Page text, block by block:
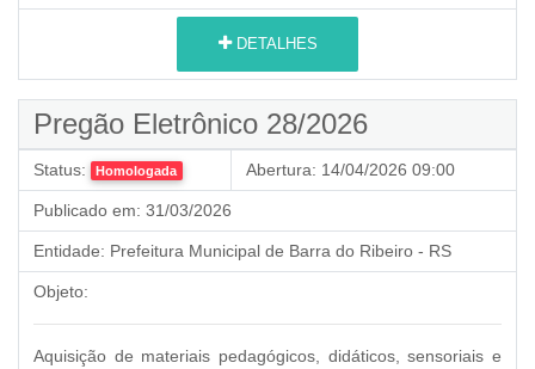
DETALHES
Pregão Eletrônico 28/2026
Status: Homologada Abertura: 14/04/2026 09:00
Publicado em: 31/03/2026
Entidade: Prefeitura Municipal de Barra do Ribeiro - RS
Objeto:
Aquisição de materiais pedagógicos, didáticos, sensoriais e